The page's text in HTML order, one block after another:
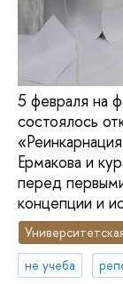
5 февраля на
состоялось
Ермакова и
перед
концепции и
не учеба